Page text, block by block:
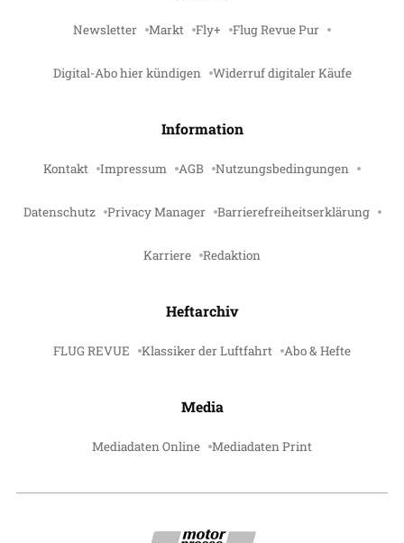
Newsletter Markt Fly+ Flug Revue Pur
Digital-Abo hier kündigen Widerruf digitaler Käufe
Information
Kontakt Impressum AGB Nutzungsbedingungen
Datenschutz Privacy Manager Barrierefreiheitserklärung
Karriere Redaktion
Heftarchiv
FLUG REVUE Klassiker der Luftfahrt Abo & Hefte
Media
Mediadaten Online Mediadaten Print